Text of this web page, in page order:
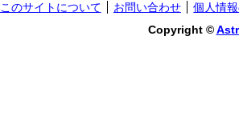
このサイトについて お問い合わせ
個人情
Copyright ©